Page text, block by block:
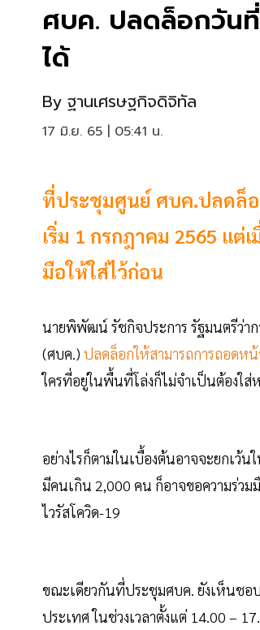
ศบค. ปลดล็อกวัน
ได้
By ฐานเศรษฐกิจดิจิทัล
17 มิ.ย. 65 | 05:41 น.
ที่ประชุมศูนย์ ศบค.ปลดล็
เริ่ม 1 กรกฎาคม 2565 แ
มือให้ใส่ไว้ก่อน
นายพิพัฒน์ รัชกิจประการ รัฐมนตรีว่า
(ศบค.) ปลดล็อกให้สามารถการถอดห
ใครที่อยู่ในพื้นที่โล่งก็ไม่จำเป็นต้องใ
อย่างไรก็ตามในเบื้องต้นอาจจะยกเ
มีคนเกิน 2,000 คน ก็อาจขอความร่ว
ไวรัสโควิด-19
ขณะเดียวกันที่ประชุมศบค. ยังเห็นชอ
ประเทศ ในช่วงเวลาตั้งแต่ 14.00 –